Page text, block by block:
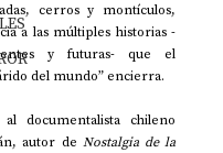
cerros y montículos,
a las múltiples historias -
y futuras- que el
del mundo” encierra.
al documentalista chileno
autor de Nostalgia de la